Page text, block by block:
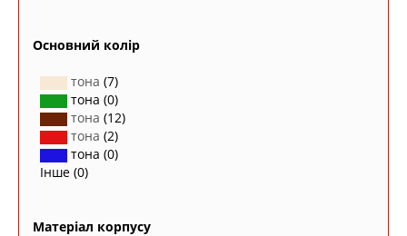
Основний колір
тона (7)
тона (0)
тона (12)
тона (2)
тона (0)
Інше (0)
Матеріал корпусу